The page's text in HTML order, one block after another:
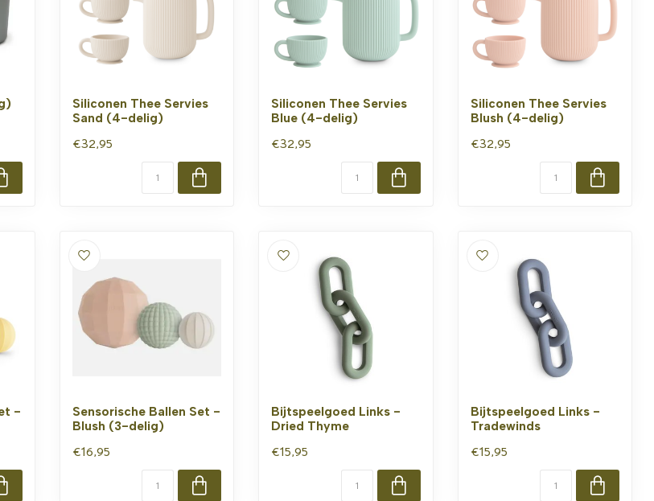
Siliconen Thee Servies
Sand (4-delig)
€32,95
Siliconen Thee Servies
Blue (4-delig)
€32,95
Siliconen Thee Servies
Blush (4-delig)
€32,95
-
Sensorische Ballen Set -
Blush (3-delig)
€16,95
Bijtspeelgoed Links -
Dried Thyme
€15,95
Bijtspeelgoed Links -
Tradewinds
€15,95